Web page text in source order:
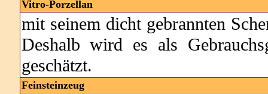
Vitro-Porzellan
mit seinem dicht gebrannten
Deshalb wird es als
geschätzt.
Feinsteinzeug